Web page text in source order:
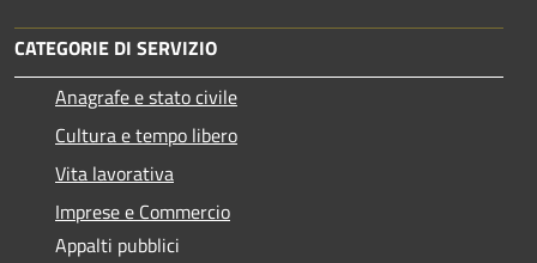
CATEGORIE DI SERVIZIO
Anagrafe e stato civile
Cultura e tempo libero
Vita lavorativa
Imprese e Commercio
Appalti pubblici